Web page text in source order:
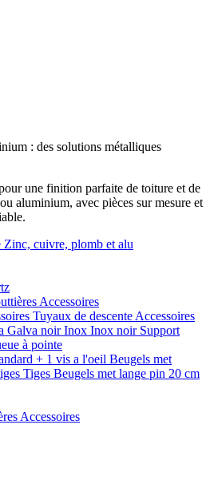
: des solutions métalliques
une finition parfaite de toiture et de
aluminium, avec pièces sur mesure et
cuivre, plomb et alu
Accessoires
Tuyaux de descente Accessoires
Galva noirInox Inox noir Support
à pointe
+ 1 vis a l'oeil Beugels met
Tiges Beugels met lange pin 20 cm
Accessoires